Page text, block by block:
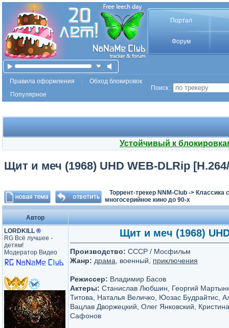
Портал
Форум
Правила оформления
Обход блокировок
Популярное
Поиск :
Устойчивый к
Щит и меч (1968) UHD WEB-DLRip
Торрент-трекер NNM-Club -> Классика
многосерийное кино до 90-х
Автор
LORDKILL ®
RG Всё лучшее -
детям!
Модератор Видео
Щит и меч (1968)
Производство: СССР / Мосфильм
Жанр: драма , военный, приключения
Режиссер: Владимир Басов
Актеры: Станислав Любшин, Георгий
Титова, Наталья Величко, Юозас Будрайтис,
Вацлав Дворжецкий, Олег Янковский,
Сафонов